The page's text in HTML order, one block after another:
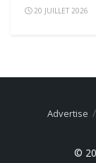
20 JUILLET 2026
Advertise
©